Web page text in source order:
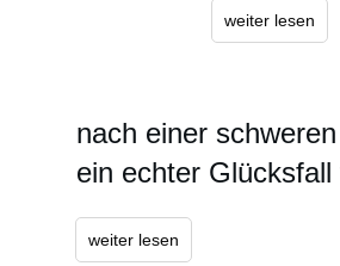
weiter lesen
nach einer
ein echter Glücksfall
weiter lesen